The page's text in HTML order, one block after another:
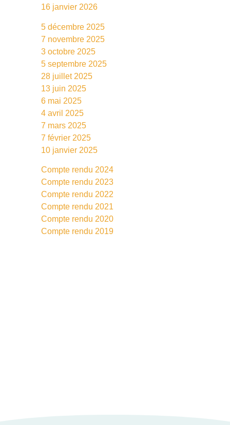
16 janvier 2026
5 décembre 2025
7 novembre 2025
3 octobre 2025
5 septembre 2025
28 juillet 2025
13 juin 2025
6 mai 2025
4 avril 2025
7 mars 2025
7 février 2025
10 janvier 2025
Compte rendu 2024
Compte rendu 2023
Compte rendu 2022
Compte rendu 2021
Compte rendu 2020
Compte rendu 2019